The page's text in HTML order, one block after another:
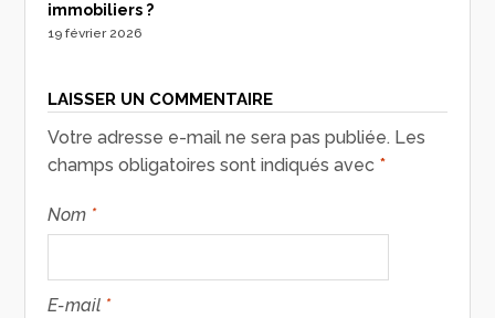
immobiliers ?
19 février 2026
LAISSER UN COMMENTAIRE
Votre adresse e-mail ne sera pas publiée. Les
champs obligatoires sont indiqués avec *
Nom *
E-mail *